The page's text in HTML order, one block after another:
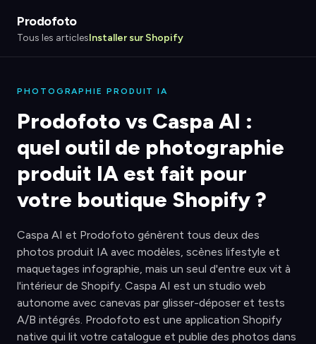
Prodofoto
Tous les articlesInstaller sur Shopify
PHOTOGRAPHIE PRODUIT IA
Prodofoto vs Caspa AI :
quel outil de photographie
produit IA est fait pour
votre boutique Shopify ?
Caspa AI et Prodofoto génèrent tous deux des
photos produit IA avec modèles, scènes lifestyle et
maquetages infographie, mais un seul d'entre eux vit à
l'intérieur de Shopify. Caspa AI est un studio web
autonome avec canevas par glisser-déposer et tests
A/B intégrés. Prodofoto est une application Shopify
native qui lit votre catalogue et publie des photos dans